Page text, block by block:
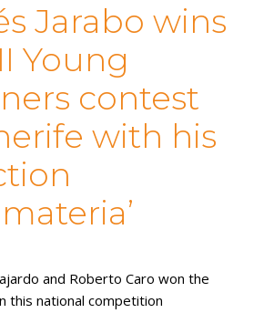
Jarabo wins
Young
contest
with his
and Roberto Caro won the
this national competition